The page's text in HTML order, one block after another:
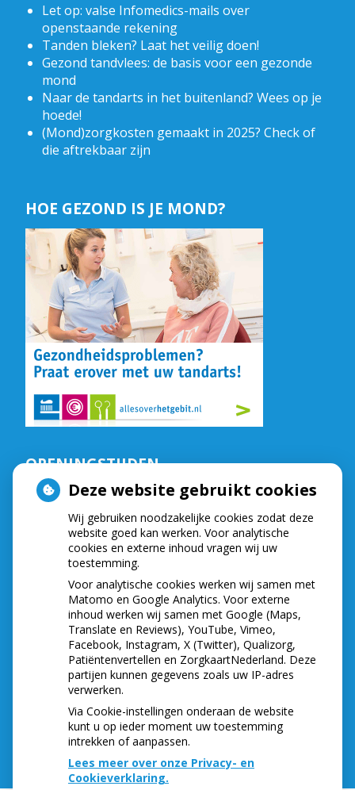
Let op: valse Infomedics-mails over
openstaande rekening
Tanden bleken? Laat het veilig doen!
Gezond tandvlees: de basis voor een gezonde
mond
Naar de tandarts in het buitenland? Wees op je
hoede!
(Mond)zorgkosten gemaakt in 2025? Check of
die aftrekbaar zijn
HOE GEZOND IS JE MOND?
OPENINGSTIJDEN
De praktijk is geopend op:
Maandag,
van9.00tot16.30
Dinsdag,
van8.15tot16.30
Woensdag, van8.15tot16.30
van 8.15
16.30
Vrijdag,
van8.30tot 16.30
Telefonisch zijn wij bereikbaar op:
Maandag,
van8.30tot12.00
Dinsdag,
van8.30tot12.00
Woensdag, van8.30 tot12.00
Donderdag,van
Vrijdag,
van8.30tot12.00
Deze website gebruikt cookies
Wij gebruiken noodzakelijke cookies zodat deze
website goed kan werken. Voor analytische
cookies en externe inhoud vragen wij uw
toestemming.
Voor analytische cookies werken wij samen met
Matomo en Google Analytics. Voor externe
inhoud werken wij samen met Google (Maps,
Translate en Reviews), YouTube, Vimeo,
Facebook, Instagram, X (Twitter), Qualizorg,
Patiëntenvertellen en ZorgkaartNederland. Deze
partijen kunnen gegevens zoals uw IP-adres
verwerken.
Via Cookie-instellingen onderaan de website
kunt u op ieder moment uw toestemming
intrekken of aanpassen.
Lees meer over onze Privacy- en
Cookieverklaring.